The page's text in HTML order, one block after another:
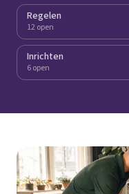
Regelen
12 open
Inrichten
6 open